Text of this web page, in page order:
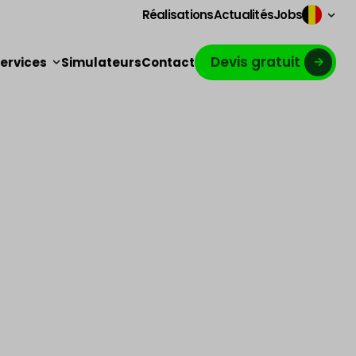
RéalisationsActualitésJobs
SimulateursContact Devis gratuit